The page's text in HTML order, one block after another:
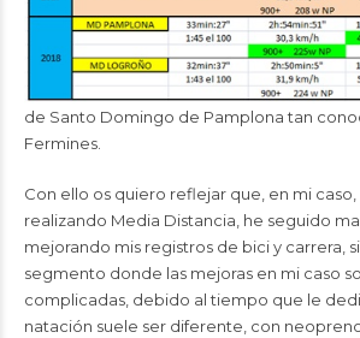
de Santo Domingo de Pamplona tan
Fermines.
Con ello os quiero reflejar que, en mi
realizando Media Distancia, he seguido
mejorando mis registros de bici y carrera,
segmento donde las mejoras en mi caso
complicadas, debido al tiempo que le
natación suele ser diferente, con